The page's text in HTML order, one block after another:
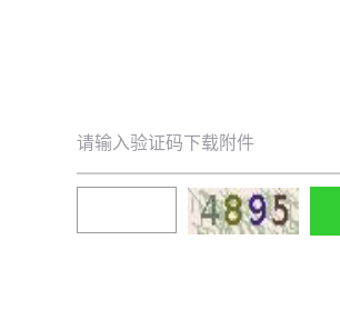
请输入验证码下载附件